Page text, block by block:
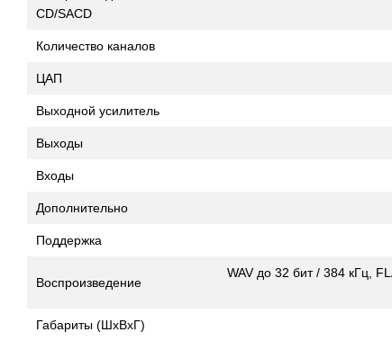
CD/SACD
Количество каналов
ЦАП
Выходной усилитель
Выходы
Входы
Дополнительно
Поддержка
Воспроизведение
WAV до 32 бит / 384 кГц,
Габариты (ШхВхГ)